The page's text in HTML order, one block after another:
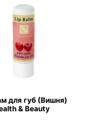
для губ (Вишня)
& Beauty